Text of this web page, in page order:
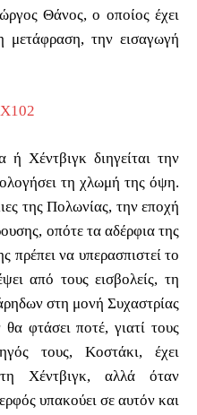
Θάνος, ο οποίος έχει
μετάφραση, την εισαγωγή
Χέντβιγκ διηγείται την
τη χλωμή της όψη.
της Πολωνίας, την εποχή
οπότε τα αδέρφια της
πρέπει να υπερασπιστεί το
από τους εισβολείς, τη
στη μονή Συχαστρίας
φτάσει ποτέ, γιατί τους
τους, Κοστάκι, έχει
τη Χέντβιγκ, αλλά όταν
υπακούει σε αυτόν και